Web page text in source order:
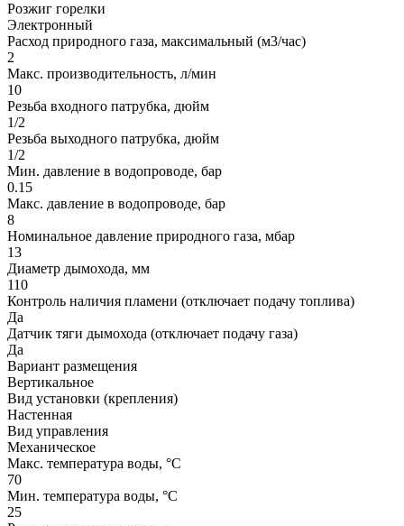
Розжиг горелки
Электронный
Расход природного газа, максимальный (м3/час)
2
Макс. производительность, л/мин
10
Резьба входного патрубка, дюйм
1/2
Резьба выходного патрубка, дюйм
1/2
Мин. давление в водопроводе, бар
0.15
Макс. давление в водопроводе, бар
8
Номинальное давление природного газа, мбар
13
Диаметр дымохода, мм
110
Контроль наличия пламени (отключает подачу топлива)
Да
Датчик тяги дымохода (отключает подачу газа)
Да
Вариант размещения
Вертикальное
Вид установки (крепления)
Настенная
Вид управления
Механическое
Макс. температура воды, °С
70
Мин. температура воды, °С
25